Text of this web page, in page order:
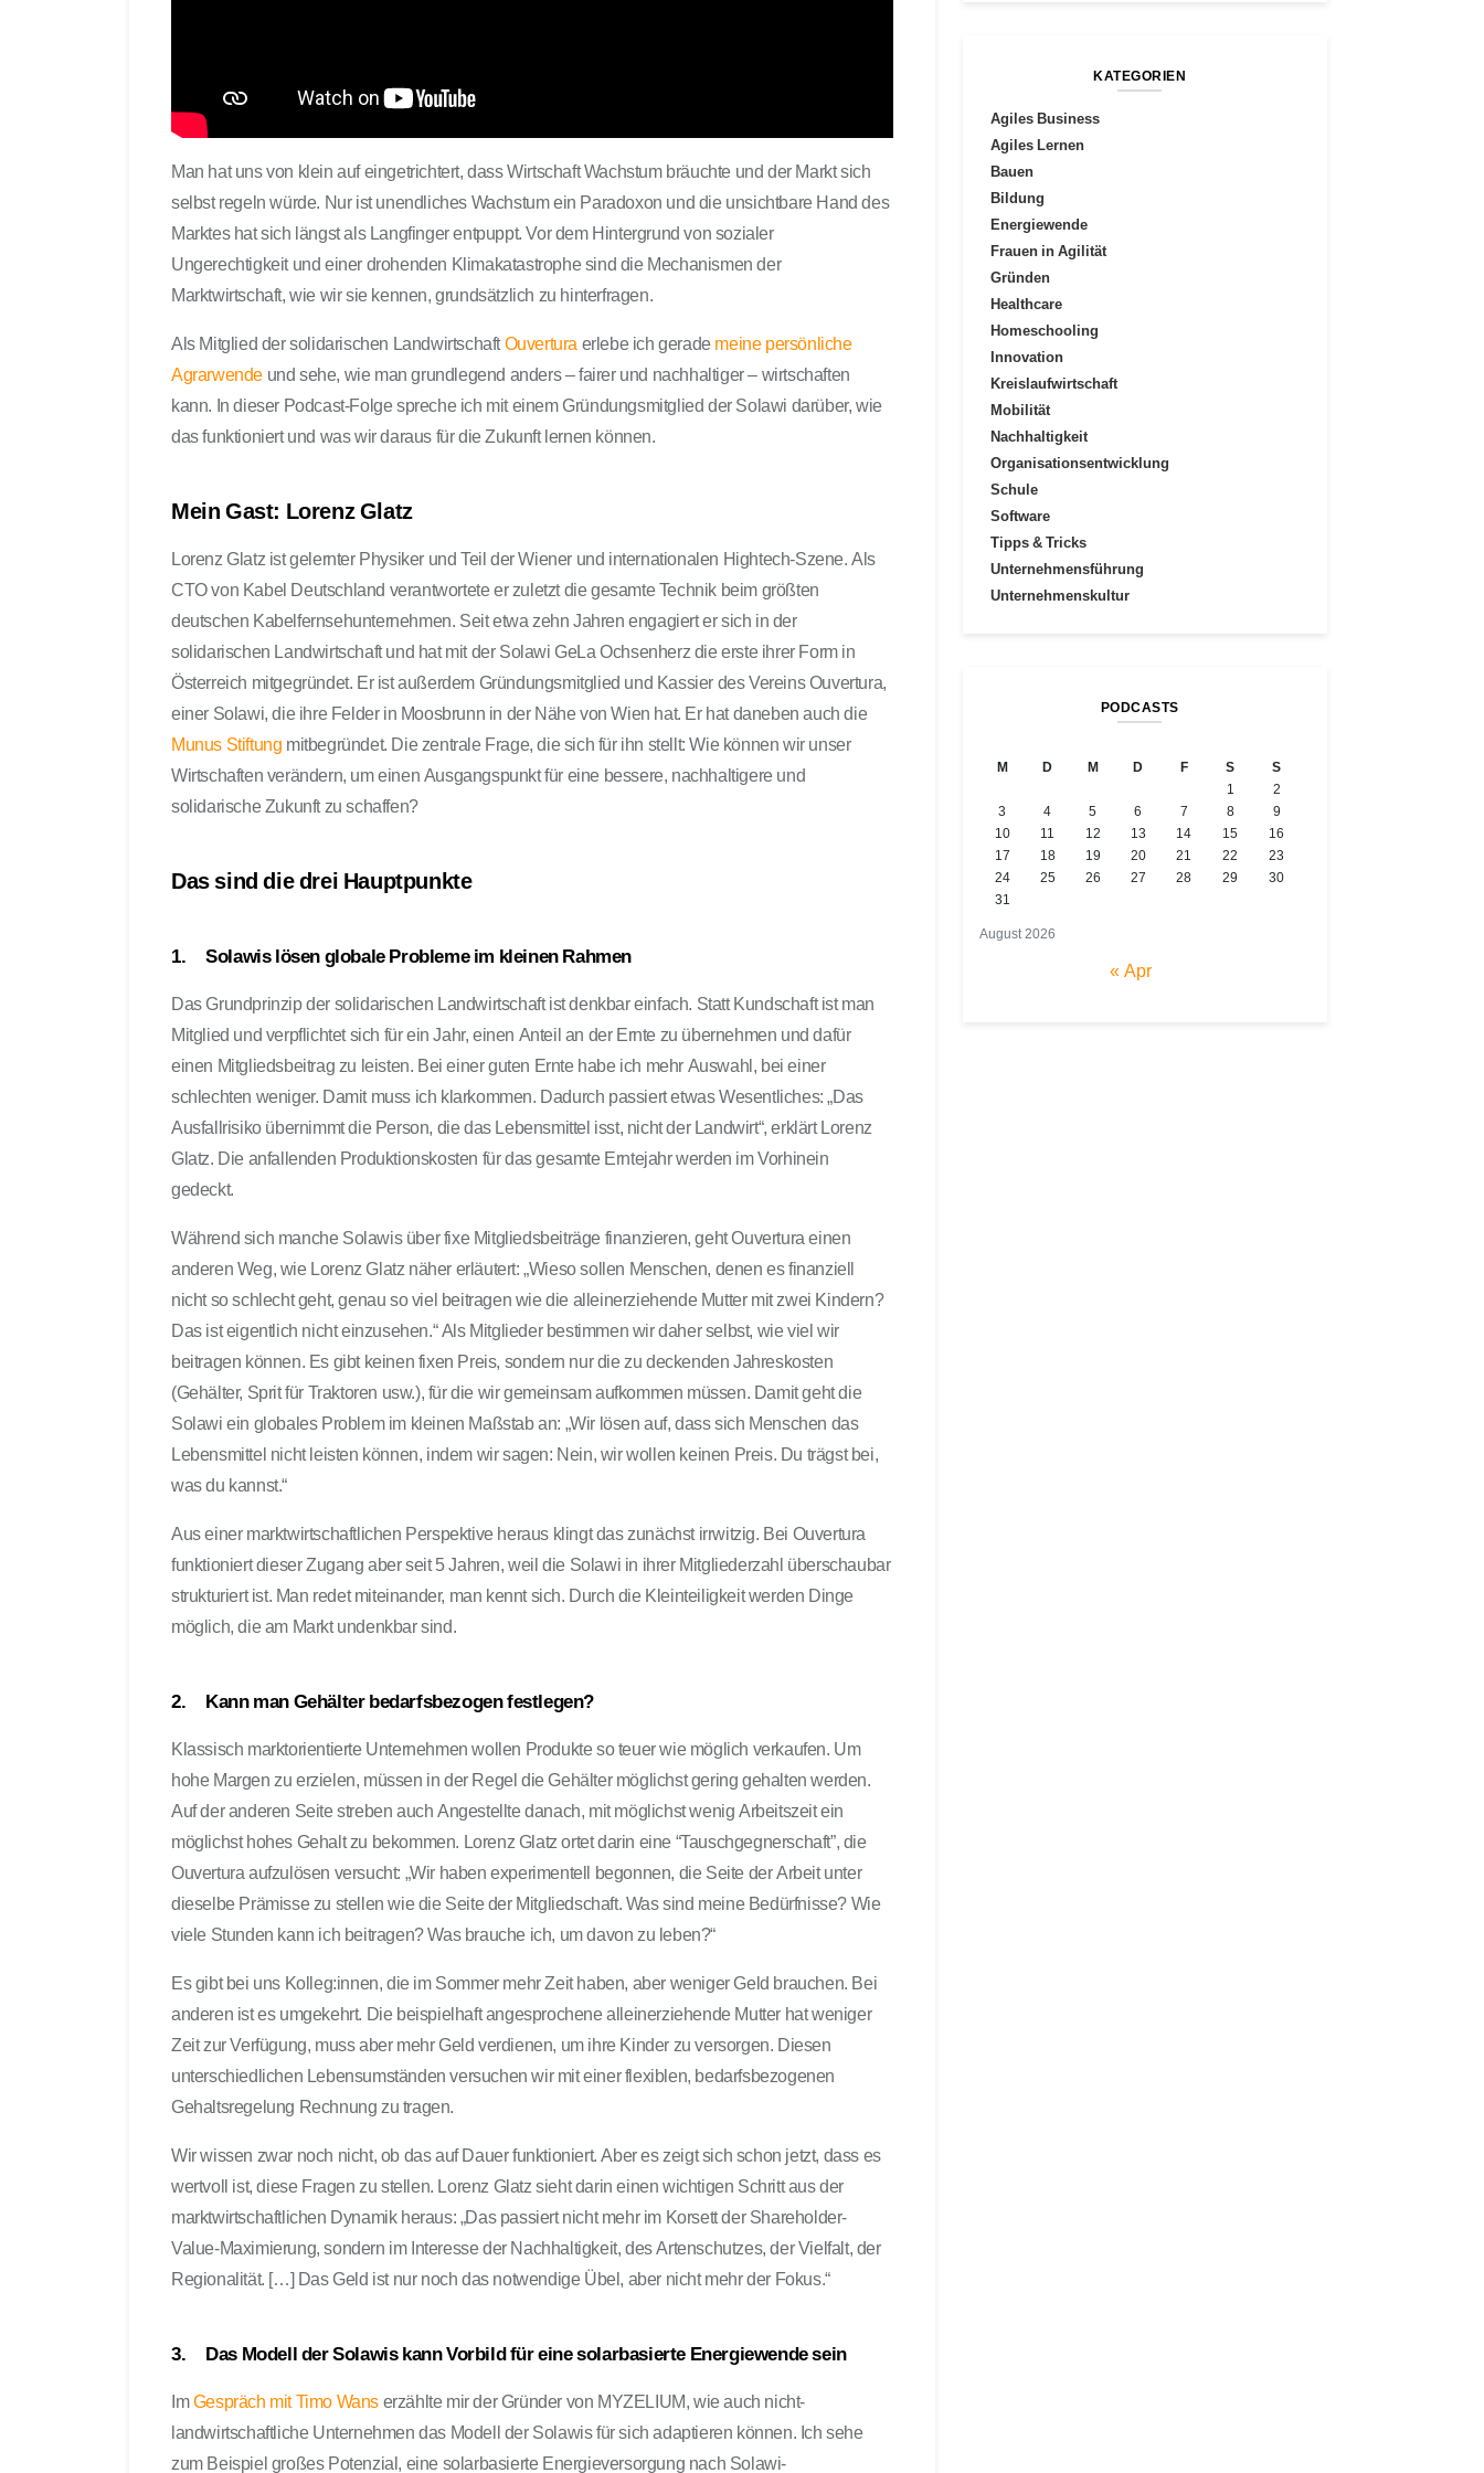
n
u
m
d
i
s
z
u
Man hat uns von klein auf eingetrichtert, dass Wirtschaft Wachstum bräuchte und der Markt sich
selbst regeln würde. Nur ist unendliches Wachstum ein Paradoxon und die unsichtbare Hand des
Marktes hat sich längst als Langfinger entpuppt. Vor dem Hintergrund von sozialer
Ungerechtigkeit und einer drohenden Klimakatastrophe sind die Mechanismen der
Marktwirtschaft, wie wir sie kennen, grundsätzlich zu hinterfragen.
Als Mitglied der solidarischen LandwirtschaftOuverturaerlebe ich gerademeine persönliche
Agrarwende und sehe, wie man grundlegend anders – fairer und nachhaltiger – wirtschaften
kann. In dieser Podcast-Folge spreche ich mit einem Gründungsmitglied der Solawi darüber, wie
das funktioniert und was wir daraus für die Zukunft lernen können.
Mein Gast: Lorenz Glatz
Lorenz Glatz ist gelernter Physiker und Teil der Wiener und internationalen Hightech-Szene. Als
CTO von Kabel Deutschland verantwortete er zuletzt die gesamte Technik beim größten
deutschen Kabelfernsehunternehmen. Seit etwa zehn Jahren engagiert er sich in der
solidarischen Landwirtschaft und hat mit der Solawi GeLa Ochsenherz die erste ihrer Form in
Österreich mitgegründet. Er ist außerdem Gründungsmitglied und Kassier des Vereins Ouvertura,
einer Solawi, die ihre Felder in Moosbrunn in der Nähe von Wien hat. Er hat daneben auch die
Munus Stiftung mitbegründet. Die zentrale Frage, die sich für ihn stellt: Wie können wir unser
Wirtschaften verändern, um einen Ausgangspunkt für eine bessere, nachhaltigere und
solidarische Zukunft zu schaffen?
Das sind die drei Hauptpunkte
1. Solawis lösen globale Probleme im kleinen Rahmen
Das Grundprinzip der solidarischen Landwirtschaft ist denkbar einfach. Statt Kundschaft ist man
Mitglied und verpflichtet sich für ein Jahr, einen Anteil an der Ernte zu übernehmen und dafür
einen Mitgliedsbeitrag zu leisten. Bei einer guten Ernte habe ich mehr Auswahl, bei einer
schlechten weniger. Damit muss ich klarkommen. Dadurch passiert etwas Wesentliches: „Das
Ausfallrisiko übernimmt die Person, die das Lebensmittel isst, nicht der Landwirt“, erklärt Lorenz
Glatz. Die anfallenden Produktionskosten für das gesamte Erntejahr werden im Vorhinein
gedeckt.
Während sich manche Solawis über fixe Mitgliedsbeiträge finanzieren, geht Ouvertura einen
anderen Weg, wie Lorenz Glatz näher erläutert: „Wieso sollen Menschen, denen es finanziell
nicht so schlecht geht, genau so viel beitragen wie die alleinerziehende Mutter mit zwei Kindern?
Das ist eigentlich nicht einzusehen.“ Als Mitglieder bestimmen wir daher selbst, wie viel wir
beitragen können. Es gibt keinen fixen Preis, sondern nur die zu deckenden Jahreskosten
(Gehälter, Sprit für Traktoren usw.), für die wir gemeinsam aufkommen müssen. Damit geht die
Solawi ein globales Problem im kleinen Maßstab an: „Wir lösen auf, dass sich Menschen das
Lebensmittel nicht leisten können, indem wir sagen: Nein, wir wollen keinen Preis. Du trägst bei,
was du kannst.“
Aus einer marktwirtschaftlichen Perspektive heraus klingt das zunächst irrwitzig. Bei Ouvertura
funktioniert dieser Zugang aber seit 5 Jahren, weil die Solawi in ihrer Mitgliederzahl überschaubar
strukturiert ist. Man redet miteinander, man kennt sich. Durch die Kleinteiligkeit werden Dinge
möglich, die am Markt undenkbar sind.
2. Kann man Gehälter bedarfsbezogen festlegen?
Klassisch marktorientierte Unternehmen wollen Produkte so teuer wie möglich verkaufen. Um
hohe Margen zu erzielen, müssen in der Regel die Gehälter möglichst gering gehalten werden.
Auf der anderen Seite streben auch Angestellte danach, mit möglichst wenig Arbeitszeit ein
möglichst hohes Gehalt zu bekommen. Lorenz Glatz ortet darin eine “Tauschgegnerschaft”, die
Ouvertura aufzulösen versucht: „Wir haben experimentell begonnen, die Seite der Arbeit unter
dieselbe Prämisse zu stellen wie die Seite der Mitgliedschaft. Was sind meine Bedürfnisse? Wie
viele Stunden kann ich beitragen? Was brauche ich, um davon zu leben?“
Es gibt bei uns Kolleg:innen, die im Sommer mehr Zeit haben, aber weniger Geld brauchen. Bei
anderen ist es umgekehrt. Die beispielhaft angesprochene alleinerziehende Mutter hat weniger
Zeit zur Verfügung, muss aber mehr Geld verdienen, um ihre Kinder zu versorgen. Diesen
unterschiedlichen Lebensumständen versuchen wir mit einer flexiblen, bedarfsbezogenen
Gehaltsregelung Rechnung zu tragen.
Wir wissen zwar noch nicht, ob das auf Dauer funktioniert. Aber es zeigt sich schon jetzt, dass es
wertvoll ist, diese Fragen zu stellen. Lorenz Glatz sieht darin einen wichtigen Schritt aus der
marktwirtschaftlichen Dynamik heraus: „Das passiert nicht mehr im Korsett der Shareholder-
Value-Maximierung, sondern im Interesse der Nachhaltigkeit, des Artenschutzes, der Vielfalt, der
Regionalität. […] Das Geld ist nur noch das notwendige Übel, aber nicht mehr der Fokus.“
3. Das Modell der Solawis kann Vorbild für eine solarbasierte Energiewende sein
ImGespräch mit Timo Wanserzählte mir der Gründer von MYZELIUM, wie auch nicht-
landwirtschaftliche Unternehmen das Modell der Solawis für sich adaptieren können. Ich sehe
zum Beispiel großes Potenzial, eine solarbasierte Energieversorgung nach Solawi-
KATEGORIEN
Agiles Business
Agiles Lernen
Bauen
Bildung
Energiewende
Frauen in Agilität
Gründen
Healthcare
Homeschooling
Innovation
Kreislaufwirtschaft
Mobilität
Nachhaltigkeit
Organisationsentwicklung
Schule
Software
Tipps & Tricks
Unternehmensführung
Unternehmenskultur
PODCASTS
August 2026
M D M D F S
S
1
2
3
4 5 6 7 8
9
10
11 12 13 14 15
16
17
18 19 20 21 22
23
24
25 26 27 28 29
30
31
« Apr